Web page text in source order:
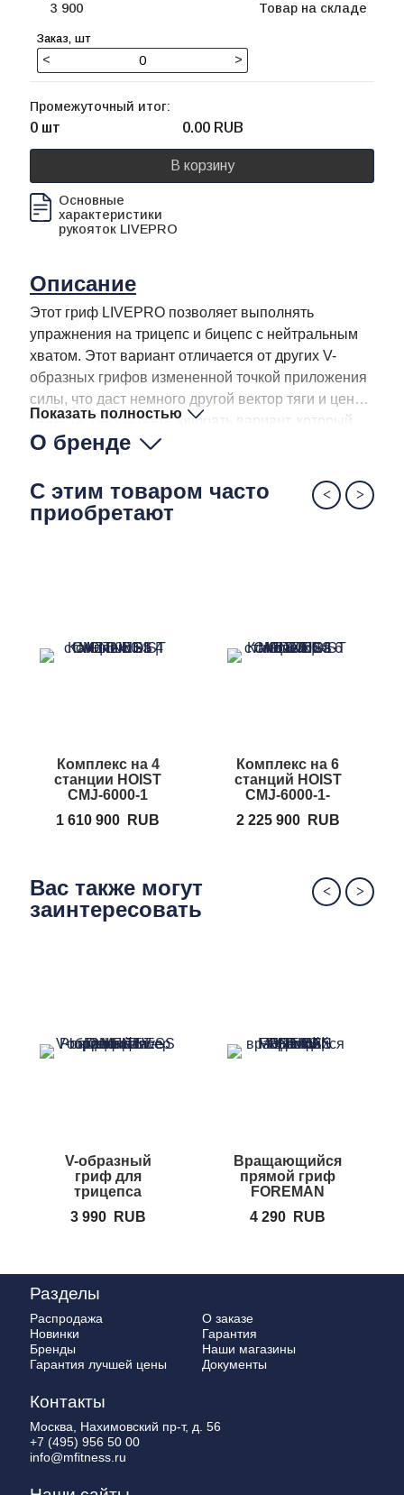
3 900 Товар на складе
< >
Основные
характеристики
рукояток LIVEPRO
Промежуточный итог:
0 шт 0.00 RUB
В корзину
Описание
Этот гриф LIVEPRO позволяет выполнять
упражнения на трицепс и бицепс с нейтральным
хватом. Этот вариант отличается от других V-
образных грифов измененной точкой приложения
силы, что даст немного другой вектор тяги и центр
тяжести. Вы сможете выбрать вариант, который
будет наиболее удобен для ваших кистей и локтей.
хороший хват, а круглые наконечники не
позволяют рукам соскальзывать.
Показать полностью
О бренде
С этим товаром часто
приобретают
Комплекс на 4
станции HOIST
CMJ-6000-1
1 610 900
RUB
Комплекс на 6
станций HOIST
CMJ-6000-1-
2 225 900 RUB
Вас также могут
заинтересовать
V-образный
гриф для
трицепса
Tricep V-bar
3 990 RUB
Вращающийся
прямой гриф
FOREMAN
4 290 RUB
Разделы
Распродажа
Новинки
Бренды
Гарантия лучшей цены
О заказе
Гарантия
Наши магазины
Документы
Контакты
Москва, Нахимовский пр-т, д. 56
+7 (495) 956 50 00
info@mfitness.ru